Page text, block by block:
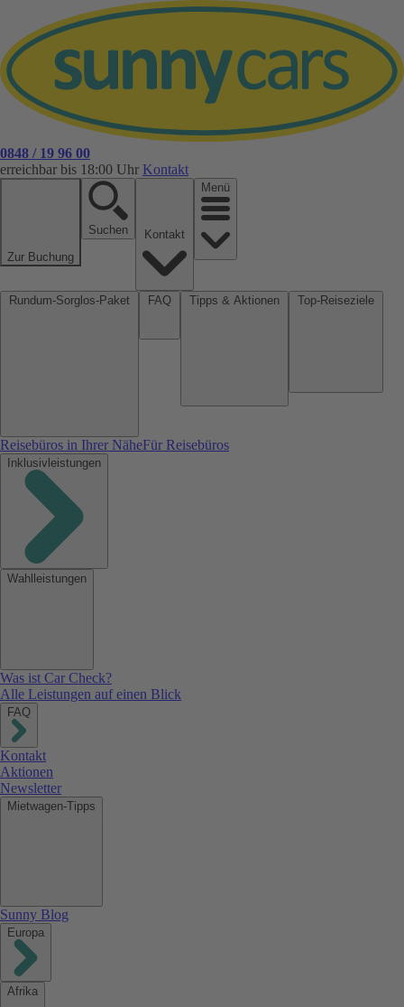
0848 / 19 96 00
erreichbar bis 18:00 Uhr Kontakt
Zur Buchung
Suchen
Menü
Reisebüros in Ihrer NäheFür Reisebüros
Inklusivleistungen
Wahlleistungen
Was ist Car Check?
Alle Leistungen auf einen Blick
FAQ
Kontakt
Aktionen
Newsletter
Mietwagen-Tipps
Sunny Blog
Europa
Afrika